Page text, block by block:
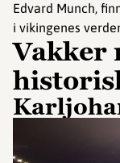
Edvard Munch,
i vikingenes